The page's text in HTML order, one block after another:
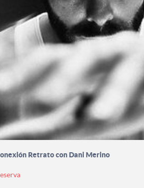
Retrato con Dani Merino